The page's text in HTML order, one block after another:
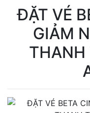
ĐẶT VÉ
GIẢM
THANH